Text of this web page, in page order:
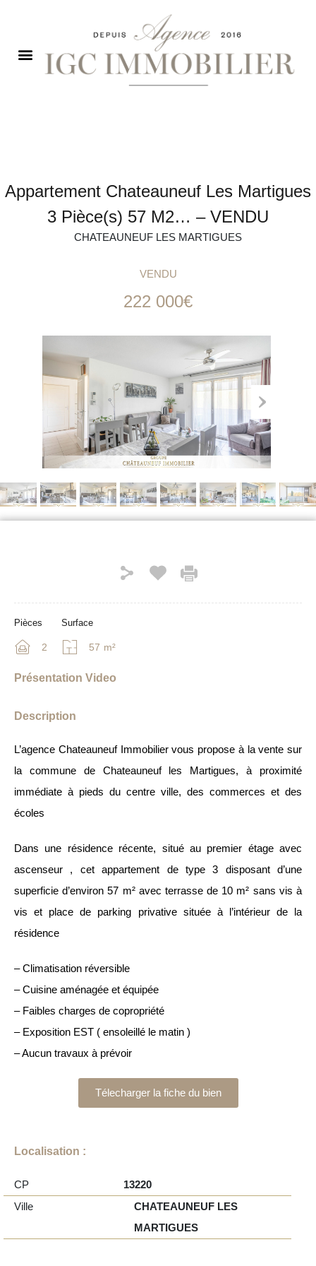
Appartement Chateauneuf Les Martigues
3 Pièce(s) 57 M2… – VENDU
CHATEAUNEUF LES MARTIGUES
VENDU
222 000€
Pièces
2
Surface
57 m²
Présentation Video
Description
L’agence Chateauneuf Immobilier vous propose à la vente sur
la commune de Chateauneuf les Martigues, à proximité
immédiate à pieds du centre ville, des commerces et des
écoles
Dans une résidence récente, situé au premier étage avec
ascenseur , cet appartement de type 3 disposant d’une
superficie d’environ 57 m² avec terrasse de 10 m² sans vis à
vis et place de parking privative située à l’intérieur de la
résidence
– Climatisation réversible
– Cuisine aménagée et équipée
– Faibles charges de copropriété
– Exposition EST ( ensoleillé le matin )
– Aucun travaux à prévoir
Télecharger la fiche du bien
Localisation :
CP
13220
Ville
CHATEAUNEUF LES
MARTIGUES